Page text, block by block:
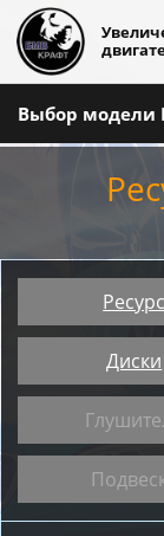
Выбор модели
Ресурс
Диски